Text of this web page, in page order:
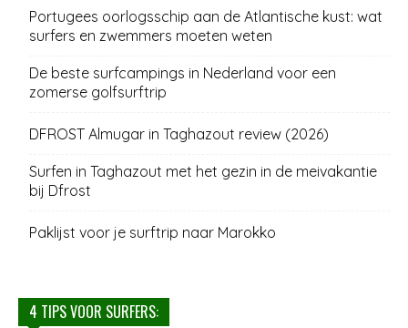
Portugees oorlogsschip aan de Atlantische kust: wat
surfers en zwemmers moeten weten
De beste surfcampings in Nederland voor een
zomerse golfsurftrip
DFROST Almugar in Taghazout review (2026)
Surfen in Taghazout met het gezin in de meivakantie
bij Dfrost
Paklijst voor je surftrip naar Marokko
4 TIPS VOOR SURFERS: